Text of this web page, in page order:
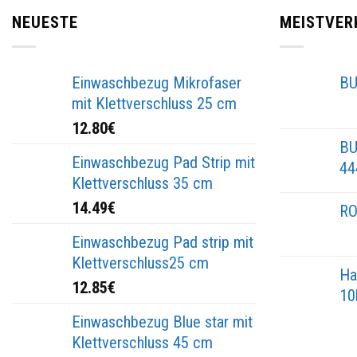
NEUESTE
Einwaschbezug Mikrofaser
mit Klettverschluss 25 cm
12.80€
Einwaschbezug Pad Strip mit
Klettverschluss 35 cm
14.49€
Einwaschbezug Pad strip mit
Klettverschluss25 cm
12.85€
Einwaschbezug Blue star mit
Klettverschluss 45 cm